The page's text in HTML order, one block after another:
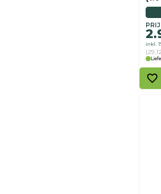
€
De
is:
inkl.